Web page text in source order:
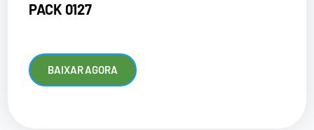
PACK 0127
BAIXAR AGORA